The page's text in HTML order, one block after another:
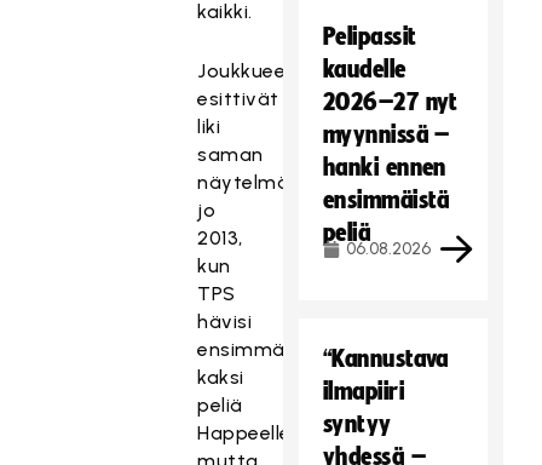
kaikki.
Joukkueet
esittivät
liki
saman
näytelmän
jo
2013,
kun
TPS
hävisi
ensimmäiset
kaksi
peliä
Happeelle
Pelipassit
kaudelle
2026–27 nyt
myynnissä –
hanki ennen
ensimmäistä
peliä
06.08.2026
“Kannustava
ilmapiiri
syntyy
yhdessä –